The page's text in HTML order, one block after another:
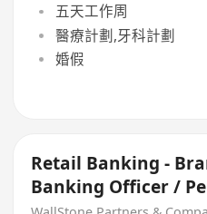
五天工作周
醫療計劃,牙科計劃
婚假
Retail Banking -
Banking Officer /